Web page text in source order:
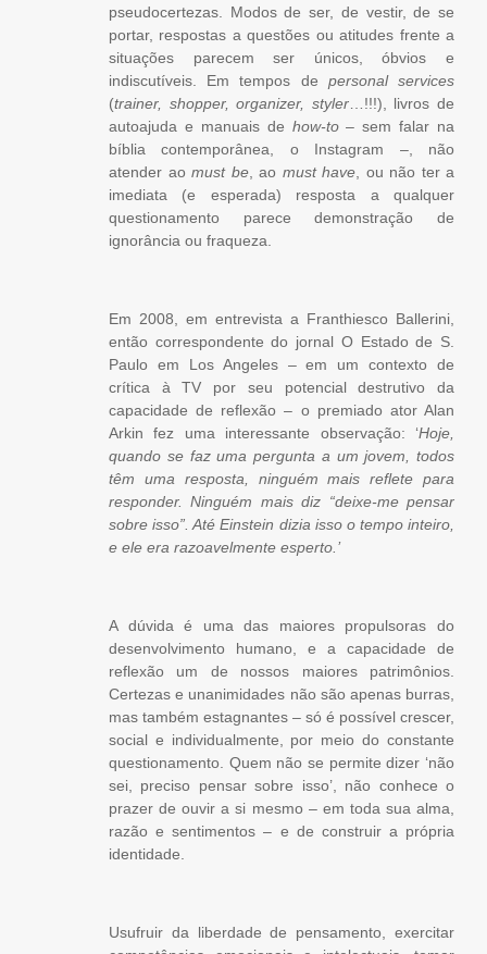
pseudocertezas. Modos de ser, de vestir, de se
portar, respostas a questões ou atitudes frente a
situações parecem ser únicos, óbvios e
indiscutíveis. Em tempos de personal services
(trainer, shopper, organizer, styler…!!!), livros de
autoajuda e manuais de how-to– sem falar na
bíblia contemporânea, o Instagram –, não
atender ao must be, ao must have, ou não ter a
imediata (e esperada) resposta a qualquer
questionamento parece demonstração de
ignorância ou fraqueza.
Em 2008, em entrevista a Franthiesco Ballerini,
então correspondente do jornal O Estado de S.
Paulo em Los Angeles – em um contexto de
crítica à TV por seu potencial destrutivo da
capacidade de reflexão – o premiado ator Alan
Arkin fez uma interessante observação: ‘Hoje,
quando se faz uma pergunta a um jovem, todos
têm uma resposta, ninguém mais reflete para
responder. Ninguém mais diz “deixe-me pensar
sobre isso”. Até Einstein dizia isso o tempo inteiro,
e ele era razoavelmente esperto.’
A dúvida é uma das maiores propulsoras do
desenvolvimento humano, e a capacidade de
reflexão um de nossos maiores patrimônios.
Certezas e unanimidades não são apenas burras,
mas também estagnantes – só é possível crescer,
social e individualmente, por meio do constante
questionamento. Quem não se permite dizer ‘não
sei, preciso pensar sobre isso’, não conhece o
prazer de ouvir a si mesmo – em toda sua alma,
razão e sentimentos – e de construir a própria
identidade.
Usufruir da liberdade de pensamento, exercitar